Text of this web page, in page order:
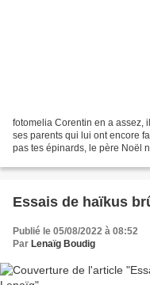
fotomelia Corentin en a assez,
ses parents qui lui ont encore
pas tes épinards, le père Noël
Essais de haïkus
Publié le 05/08/2022 à 08:52
Par Lenaïg Boudig